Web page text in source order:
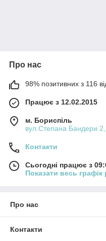
Про нас
98% позитивних з 116
Працює з 12.02.2015
м. Бориспіль
вул.Степана Бандери 2,
Контакти
Сьогодні працює з
Показати весь графік
Про нас
Контакти